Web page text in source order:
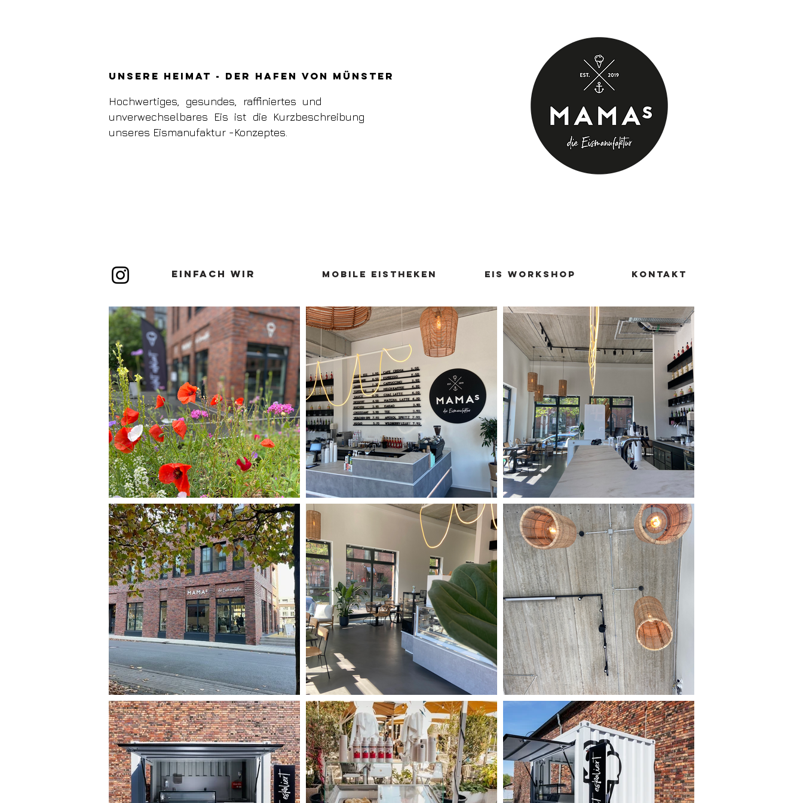
unsere Heimat - der Hafen von Münster
Hochwertiges, gesundes, raffiniertes und
unverwechselbares Eis ist die Kurzbeschreibung
unseres Eismanufaktur -Konzeptes.
EINFACH WIR MOBILE EISTHEKEN Eis workshop KONTAKT